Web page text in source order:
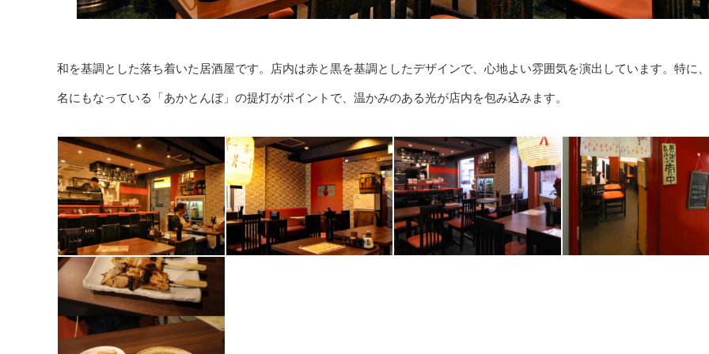
和を基調とした落ち着いた居酒屋です。店内は赤と黒を基調としたデザインで、心地よい雰囲気を演出しています。特に
名にもなっている「あかとんぼ」の提灯がポイントで、温かみのある光が店内を包み込みます。